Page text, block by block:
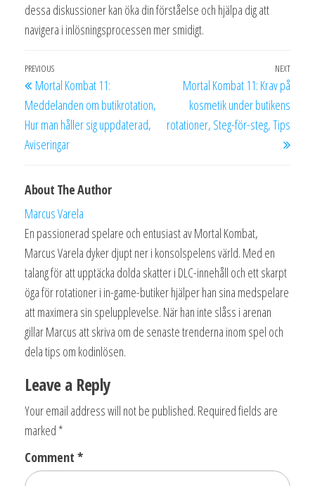
dessa diskussioner kan öka din förståelse och hjälpa dig att
navigera i inlösningsprocessen mer smidigt.
Post
navigation
Previous
Post
PREVIOUS
Mortal Kombat 11:
Meddelanden om butikrotation,
Hur man håller sig uppdaterad,
Aviseringar
Next
NEXT
Mortal Kombat 11: Krav på
kosmetik under butikens
rotationer, Steg-för-steg, Tips
About The Author
Marcus Varela
En passionerad spelare och entusiast av Mortal Kombat,
Marcus Varela dyker djupt ner i konsolspelens värld. Med en
talang för att upptäcka dolda skatter i DLC-innehåll och ett skarpt
öga för rotationer i in-game-butiker hjälper han sina medspelare
att maximera sin spelupplevelse. När han inte slåss i arenan
gillar Marcus att skriva om de senaste trenderna inom spel och
dela tips om kodinlösen.
Leave a Reply
Your email address will not be published. Required fields are
marked *
Comment *